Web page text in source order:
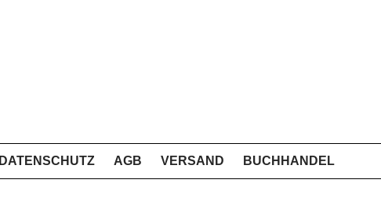
DATENSCHUTZ AGB VERSAND BUCHHANDEL